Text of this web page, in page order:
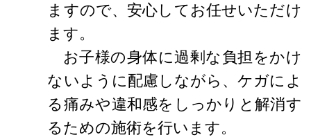
ますので、安心してお任せいただけ
ます。
お子様の身体に過剰な負担をかけ
ないように配慮しながら、ケガによ
る痛みや違和感をしっかりと解消す
るための施術を行います。